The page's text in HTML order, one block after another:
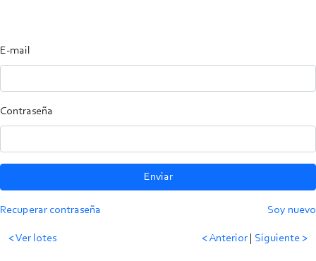
E-mail
Contraseña
Enviar
Recuperar contraseña Soy nuevo
< Ver lotes < Anterior Siguiente >